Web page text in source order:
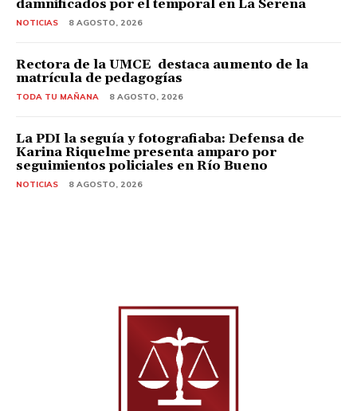
damnificados por el temporal en La Serena
NOTICIAS 8 AGOSTO, 2026
Rectora de la UMCE destaca aumento de la
matrícula de pedagogías
TODA TU MAÑANA 8 AGOSTO, 2026
La PDI la seguía y fotografiaba: Defensa de
Karina Riquelme presenta amparo por
seguimientos policiales en Río Bueno
NOTICIAS 8 AGOSTO, 2026